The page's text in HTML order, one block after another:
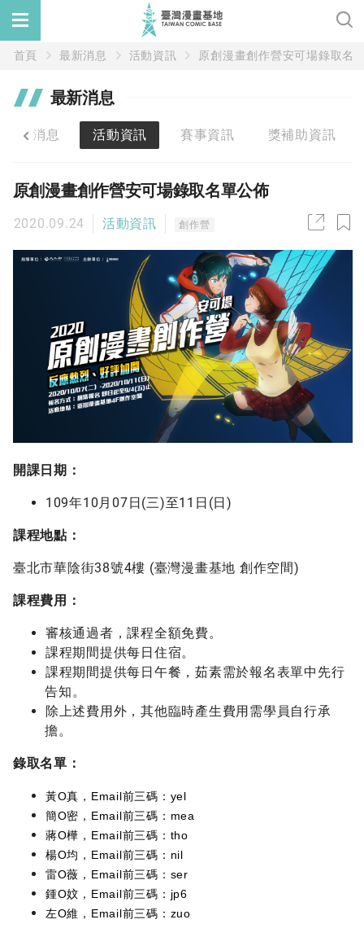
首頁 最新消息 活動資訊 原創漫畫創作營安可場錄取名
最新消息
漫畫消息 活動資訊 賽事資訊 獎補助資訊
原創漫畫創作營安可場錄取名單公佈
2020.09.24 活動資訊 創作營
開課日期：
109年10月07日(三)至11日(日)
課程地點：
臺北市華陰街38號4樓 (臺灣漫畫基地 創作空間)
課程費用：
審核通過者，課程全額免費。
課程期間提供每日住宿。
課程期間提供每日午餐，茹素需於報名表單中先行
告知。
除上述費用外，其他臨時產生費用需學員自行承
擔。
錄取名單 ：
黃O真，Email前三碼：yel
簡O密，Email前三碼：mea
蔣O樺，Email前三碼：tho
楊O均，Email前三碼：nil
雷O薇，Email前三碼：ser
鍾O妏，Email前三碼：jp6
左O維，Email前三碼：zuo